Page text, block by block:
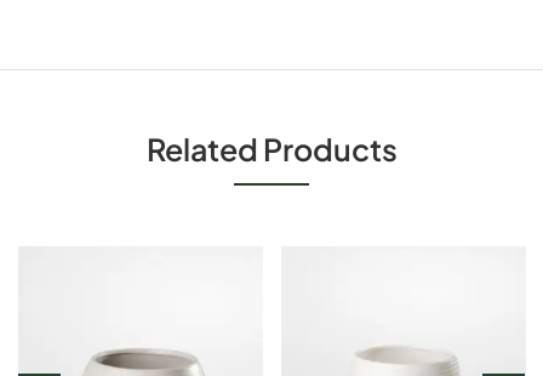
Related Products